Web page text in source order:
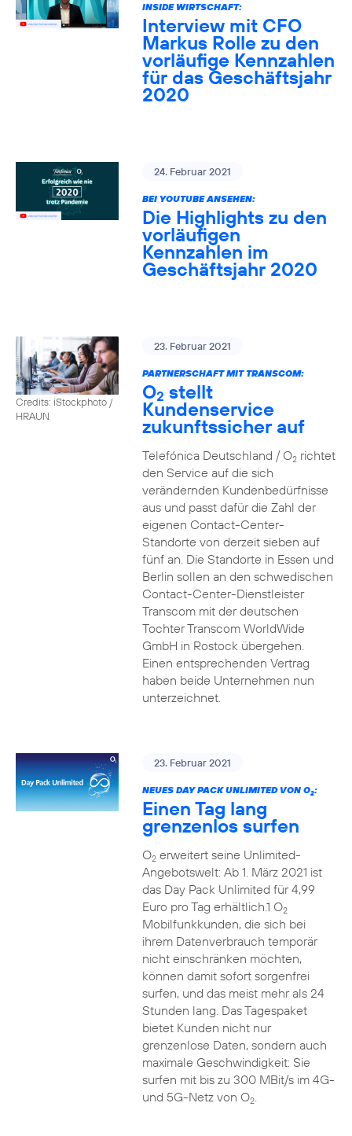
INSIDE WIRTSCHAFT:
Interview mit CFO
Markus Rolle zu den
vorläufige Kennzahlen
für das Geschäftsjahr
2020
24. Februar 2021
BEI YOUTUBE ANSEHEN:
Die Highlights zu den
vorläufigen
Kennzahlen im
Geschäftsjahr 2020
Credits: iStockphoto /
HRAUN
23. Februar 2021
PARTNERSCHAFT MIT TRANSCOM:
O2 stellt
Kundenservice
zukunftssicher auf
Telefónica Deutschland / O2richtet
den Service auf die sich
verändernden Kundenbedürfnisse
aus und passt dafür die Zahl der
eigenen Contact-Center-
Standorte von derzeit sieben auf
fünf an. Die Standorte in Essen und
Berlin sollen an den schwedischen
Contact-Center-Dienstleister
Transcom mit der deutschen
Tochter Transcom WorldWide
GmbH in Rostock übergehen.
Einen entsprechenden Vertrag
haben beide Unternehmen nun
unterzeichnet.
23. Februar 2021
NEUES DAY PACK UNLIMITED VON O2:
Einen Tag lang
grenzenlos surfen
O2erweitert seine Unlimited-
Angebotswelt: Ab 1. März 2021 ist
das Day Pack Unlimited für 4,99
Euro pro Tag erhältlich.1 O2
Mobilfunkkunden, die sich bei
ihrem Datenverbrauch temporär
nicht einschränken möchten,
können damit sofort sorgenfrei
surfen, und das meist mehr als 24
Stunden lang. Das Tagespaket
bietet Kunden nicht nur
grenzenlose Daten, sondern auch
maximale Geschwindigkeit: Sie
surfen mit bis zu 300 MBit/s im 4G-
und 5G-Netz von O2.